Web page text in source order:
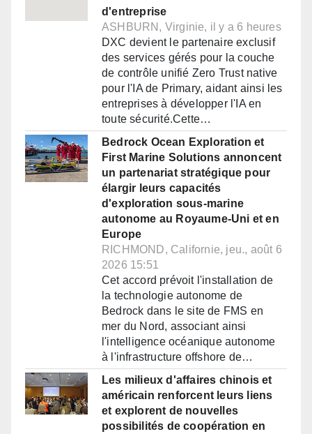
d'entreprise
ASHBURN, Virginie, il y a 6 heures
DXC devient le partenaire exclusif
des services gérés pour la couche
de contrôle unifié Zero Trust native
pour l'IA de Primary, aidant ainsi les
entreprises à développer l'IA en
toute sécurité.Cette…
Bedrock Ocean Exploration et
First Marine Solutions annoncent
un partenariat stratégique pour
élargir leurs capacités
d'exploration sous-marine
autonome au Royaume-Uni et en
Europe
RICHMOND, Californie, jeu., août 6
2026 15:51
Cet accord prévoit l'installation de
la technologie autonome de
Bedrock dans le site de FMS en
mer du Nord, associant ainsi
l'intelligence océanique autonome
à l'infrastructure offshore de…
Les milieux d'affaires chinois et
américain renforcent leurs liens
et explorent de nouvelles
possibilités de coopération en